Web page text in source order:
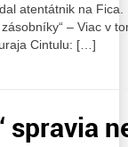
atentátnik na
– Viac v
Cintulu: […]
spravia